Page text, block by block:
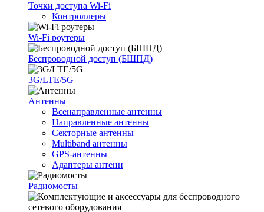
Точки доступа Wi-Fi
Контроллеры
Wi-Fi роутеры
Беспроводной доступ (БШПД)
3G/LTE/5G
Антенны
Всенаправленные антенны
Направленные антенны
Секторные антенны
Multiband антенны
GPS-антенны
Адаптеры антенн
Радиомосты